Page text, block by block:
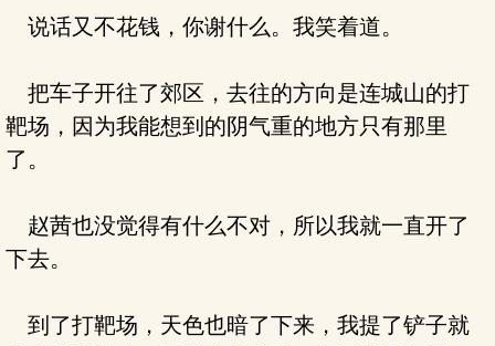
说话又不花钱，你谢什么。我笑着道。
把车子开往了郊区，去往的方向是连城山的打
靶场，因为我能想到的阴气重的地方只有那里
了。
赵茜也没觉得有什么不对，所以我就一直开了
下去。
到了打靶场，天色也暗了下来，我提了铲子就